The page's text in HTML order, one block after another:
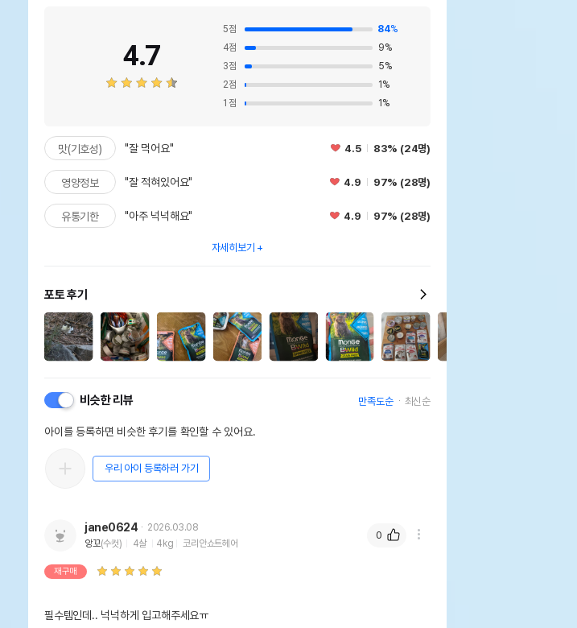
4.7
5점 84%
4점 9%
3점 5%
2점 1 %
1 점 1 %
맛(기호성) "잘 먹어요" 4.5 83% (24명)
영양정보 "잘 적혀있어요" 4.9 97% (28명)
유통기한 "아주 넉넉해요" 4.9 97% (28명)
자세히보기
포토 후기
비슷한 리뷰 만족도순 최신순
아이를 등록하면 비슷한 후기를 확인할 수 있어요.
우리 아이 등록하러 가기
jane0624
2026.03.08
앙꼬(수컷) 4살 4kg 코리안쇼트헤어
재구매
필수템인데.. 넉넉하게 입고해주세요ㅠ
0